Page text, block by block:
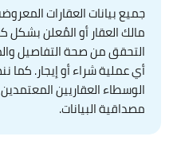
جميع بيانات العقارات
مالك العقار أو المُعلن
التحقق من صحة التفاصيل
أي عملية شراء أو إيجار. كما
الوسطاء العقاريين
مصداقية البيانات.